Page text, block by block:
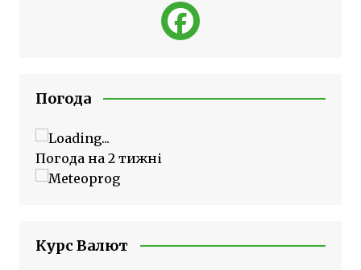
Погода
Погода на 2 тижні
Курс Валют